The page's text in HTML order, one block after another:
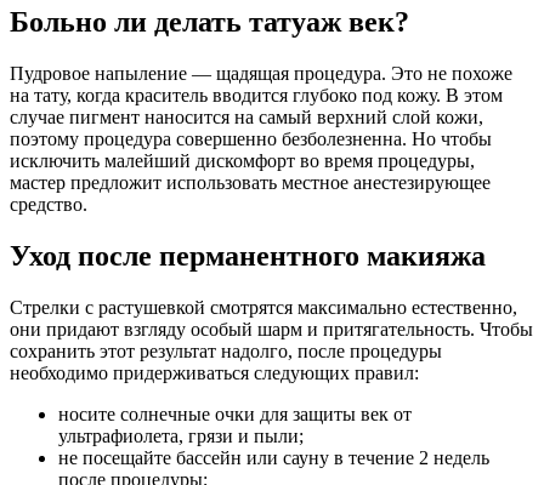
Больно ли делать татуаж век?
Пудровое напыление — щадящая процедура. Это не похоже
на тату, когда краситель вводится глубоко под кожу. В этом
случае пигмент наносится на самый верхний слой кожи,
поэтому процедура совершенно безболезненна. Но чтобы
исключить малейший дискомфорт во время процедуры,
мастер предложит использовать местное анестезирующее
средство.
Уход после перманентного макияжа
Стрелки с растушевкой смотрятся максимально естественно,
они придают взгляду особый шарм и притягательность. Чтобы
сохранить этот результат надолго, после процедуры
необходимо придерживаться следующих правил:
носите солнечные очки для защиты век от
ультрафиолета, грязи и пыли;
не посещайте бассейн или сауну в течение 2 недель
после процедуры;